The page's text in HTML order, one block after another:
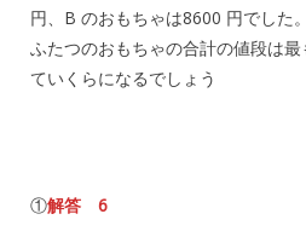
円、B のおもちゃは8600 円でした。
ふたつのおもちゃの合計の値段は
ていくらになるでしょう
①解答 6